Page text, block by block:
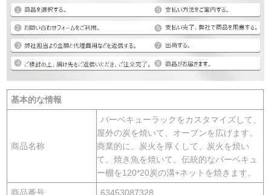
基本的な情報
商品名称
バーベキューラックをカスタマイズして、
屋外の炭を焼いて、オーブンを広げます。
商業的に、炭火を厚くして、炭火を焼い
て、焼き魚を焼いて、伝統的なバーベキュ
ー棚を120*20炭の溝+ネットを焼きます。
商品番号 63453087328